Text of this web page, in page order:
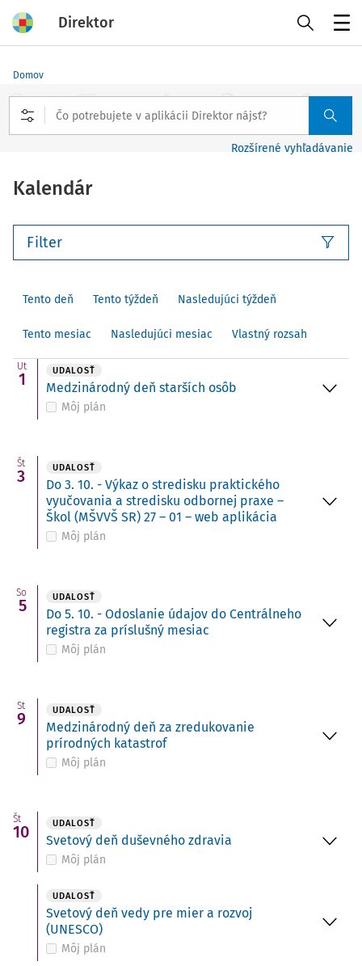
Direktor
Domov
Rozšírené vyhľadávanie
Kalendár
Filter
Tento deň Tento týždeň Nasledujúci týždeň
Tento mesiac Nasledujúci mesiac Vlastný rozsah
Ut
1 UDALOSŤ
Medzinárodný deň starších osôb
Môj plán
Št
3 UDALOSŤ
Do 3. 10. - Výkaz o stredisku praktického
vyučovania a stredisku odbornej praxe –
Škol (MŠVVŠ SR) 27 – 01 – web aplikácia
Môj plán
So
5 UDALOSŤ
Do 5. 10. - Odoslanie údajov do Centrálneho
registra za príslušný mesiac
Môj plán
St
9 UDALOSŤ
Medzinárodný deň za zredukovanie
prírodných katastrof
Môj plán
Št
10 UDALOSŤ
Svetový deň duševného zdravia
Môj plán
UDALOSŤ
Svetový deň vedy pre mier a rozvoj
(UNESCO)
Môj plán